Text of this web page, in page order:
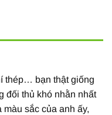
thép… bạn thật giống
đối thủ khó nhằn nhất
sắc của anh ấy,